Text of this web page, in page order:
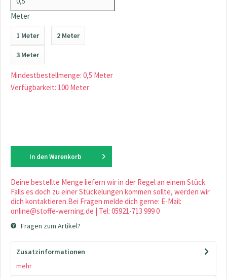
Meter
1 Meter 2 Meter
3 Meter
Mindestbestellmenge: 0,5 Meter
Verfügbarkeit: 100 Meter
In den Warenkorb
Deine bestellte Menge liefern wir in der Regel an einem Stück.
Falls es doch zu einer Stückelungen kommen sollte, werden wir
dich kontaktieren.Bei Fragen melde dich gerne: E-Mail:
online@stoffe-werning.de | Tel: 05921-713 999 0
Fragen zum Artikel?
Zusatzinformationen
mehr